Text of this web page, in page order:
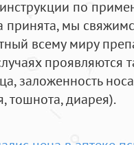
по
принята, мы
всему миру
заложенность
тошнота, диарея).